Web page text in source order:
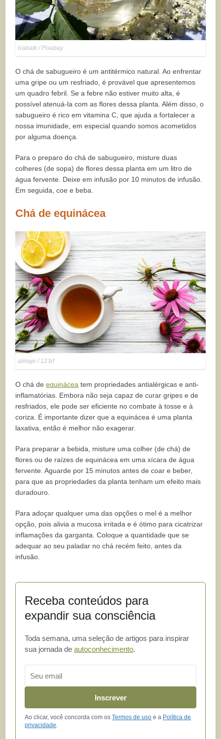
ivabalk / Pixabay
O chá de sabugueiro é um antitérmico natural. Ao enfrentar
uma gripe ou um resfriado, é provável que apresentemos
um quadro febril. Se a febre não estiver muito alta, é
possível atenuá-la com as flores dessa planta. Além disso, o
sabugueiro é rico em vitamina C, que ajuda a fortalecer a
nossa imunidade, em especial quando somos acometidos
por alguma doença.
Para o preparo do chá de sabugueiro, misture duas
colheres (de sopa) de flores dessa planta em um litro de
água fervente. Deixe em infusão por 10 minutos de infusão.
Em seguida, coe e beba.
Chá de equinácea
almaje / 123rf
O chá deequinácea tem propriedades antialérgicas e anti-
inflamatórias. Embora não seja capaz de curar gripes e de
resfriados, ele pode ser eficiente no combate à tosse e à
coriza. É importante dizer que a equinácea é uma planta
laxativa, então é melhor não exagerar.
Para preparar a bebida, misture uma colher (de chá) de
flores ou de raízes de equinácea em uma xícara de água
fervente. Aguarde por 15 minutos antes de coar e beber,
para que as propriedades da planta tenham um efeito mais
duradouro.
Para adoçar qualquer uma das opções o mel é a melhor
opção, pois alivia a mucosa irritada e é ótimo para cicatrizar
inflamações da garganta. Coloque a quantidade que se
adequar ao seu paladar no chá recém feito, antes da
infusão.
Receba conteúdos para
expandir sua consciência
Toda semana, uma seleção de artigos para inspirar
sua jornada deautoconhecimento.
Inscrever
Ao clicar, você concorda com osTermos de uso e a Política de
privacidade.